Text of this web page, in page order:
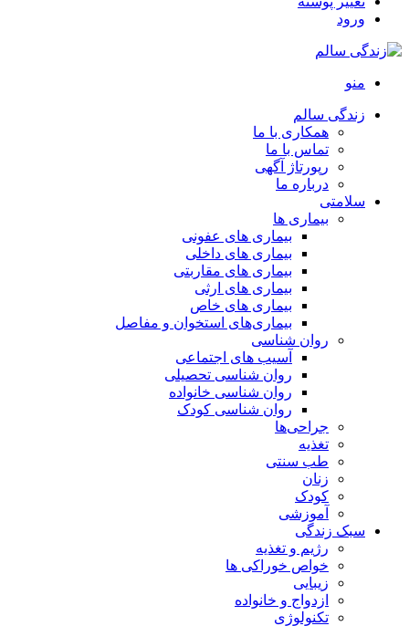
ورود
منو
زندگی سالم
همکاری با ما
تماس با ما
رپورتاژ آگهی
درباره ما
سلامتی
بیماری ها
بیماری های عفونی
بیماری های داخلی
بیماری های مقاربتی
بیماری های ارثی
بیماری های خاص
بیماری‌های استخوان و مفاصل
روان شناسی
آسیب های اجتماعی
روان شناسی تحصیلی
روان شناسی خانواده
روان شناسی کودک
جراحی‌ها
تغذیه
طب سنتی
زنان
کودک
آموزشی
سبک زندگی
رژیم و تغذیه
خواص خوراکی ها
زیبایی
ازدواج و خانواده
تکنولوژی